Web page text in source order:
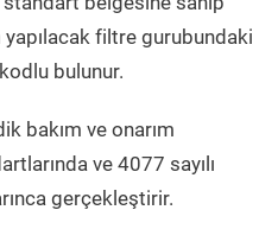
filtre gurubundaki
bulunur.
bakım ve onarım
ve 4077 sayılı
gerçekleştirir.